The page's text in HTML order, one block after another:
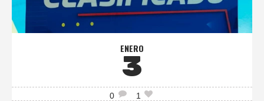
ENERO
3
0 1